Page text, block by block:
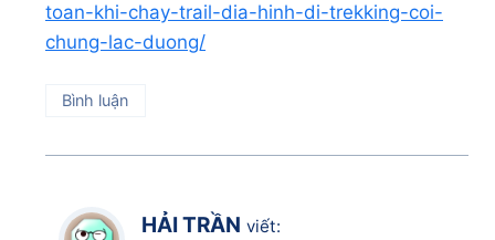
toan-khi-chay-trail-dia-hinh-di-trekking-coi-
chung-lac-duong/
Bình luận
HẢI TRẦN viết: